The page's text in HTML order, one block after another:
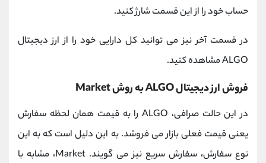
حساب خود را از این قسمت شارژ کنید.
در قسمت آخر نیز می توانید کل دارایی خود را از ارز دیجیتال
ALGO مشاهده کنید.
فروش ارز دیجیتال ALGO به روش Market
در این حالت صرافی، ALGO را به قیمت همان لحظه سفارش
یعنی قیمت فعلی بازار می فروشد. به این دلیل است که به این
نوع سفارش، سفارش سریع نیز می گویند. Market، مشابه با